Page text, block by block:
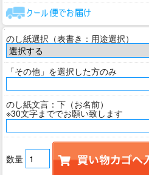
のし紙選択（表書き：用途選択）
「その他」を選択した方のみ
のし紙文言：下（お名前）
※30文字まででお願い致します
数量